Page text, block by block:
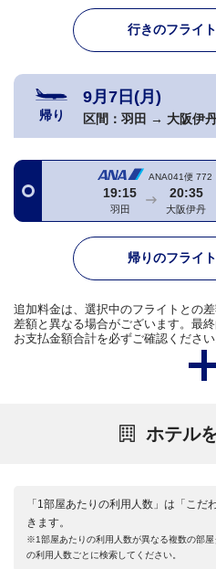
行きのフライ
帰り
9月7日(月)
区間： 羽田 → 大阪伊
ANA041便 772
19:15
羽田
20:35
大阪伊丹
帰りのフライ
追加料金は、選択中のフライトとの
差額と異なる場合がございます。最
お支払金額合計を必ずご確認ください
ホテル
「1部屋あたりの利用人数」は「こ
きます。
※1部屋あたりの利用人数が異なる複数の部
の利用人数ごとに検索してください。